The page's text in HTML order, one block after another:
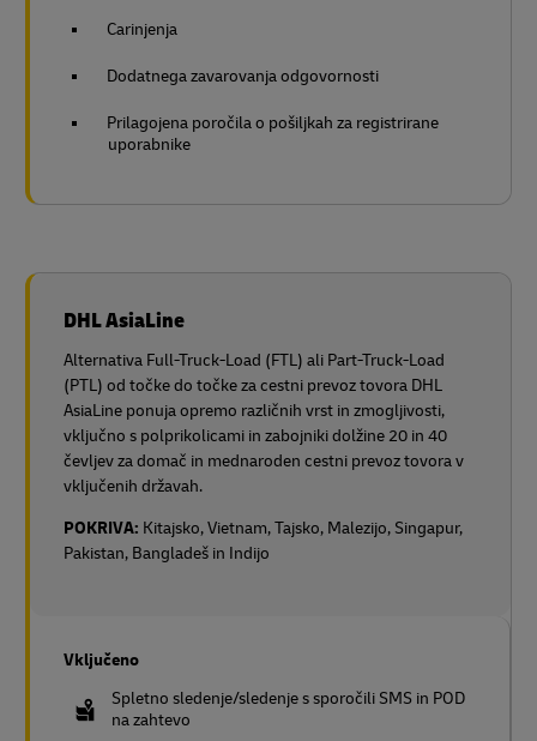
Carinjenja
Dodatnega zavarovanja odgovornosti
Prilagojena poročila o pošiljkah za registrirane
uporabnike
DHL AsiaLine
Alternativa Full-Truck-Load (FTL) ali Part-Truck-Load
(PTL) od točke do točke za cestni prevoz tovora DHL
AsiaLine ponuja opremo različnih vrst in zmogljivosti,
vključno s polprikolicami in zabojniki dolžine 20 in 40
čevljev za domač in mednaroden cestni prevoz tovora v
vključenih državah.
POKRIVA: Kitajsko, Vietnam, Tajsko, Malezijo, Singapur,
Pakistan, Bangladeš in Indijo
Vključeno
Spletno sledenje/sledenje s sporočili SMS in POD
na zahtevo